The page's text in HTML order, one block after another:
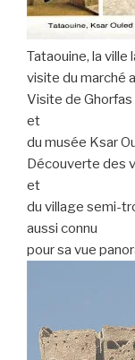
Tataouine, la ville
visite du marché
Visite de Ghorfas
et
du musée Ksar
Découverte des
et
du village semi-
aussi connu
pour sa vue